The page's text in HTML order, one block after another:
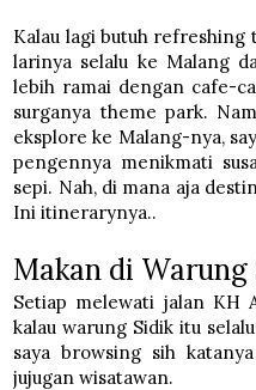
Kalau lagi butuh refreshing
larinya selalu ke Malang
lebih ramai dengan cafe-
surganya theme park.
eksplore ke Malang-nya,
pengennya menikmati
sepi. Nah, di mana aja
Ini itinerarynya..
Makan di Warung
Setiap melewati jalan KH
kalau warung Sidik itu
saya browsing sih
jujugan wisatawan.